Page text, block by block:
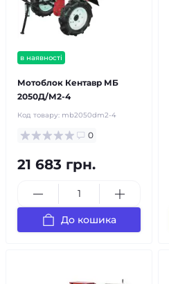
в наявності
Мотоблок Кентавр МБ
2050Д/М2-4
Код товару: mb2050dm2-4
0
21 683 грн.
До кошика